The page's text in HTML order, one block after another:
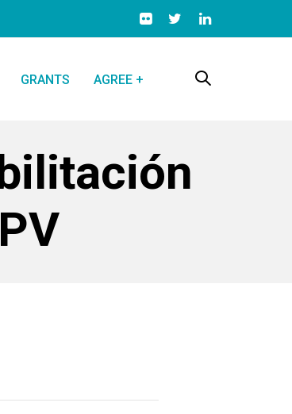
GRANTS AGREE +